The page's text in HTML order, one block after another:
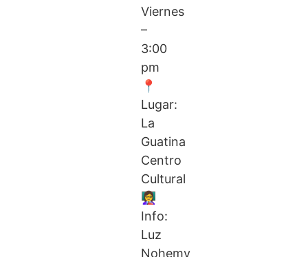
Viernes
–
3:00
pm
📍
Lugar:
La
Guatina
Centro
Cultural
👩‍🏫
Info:
Luz
Nohemy